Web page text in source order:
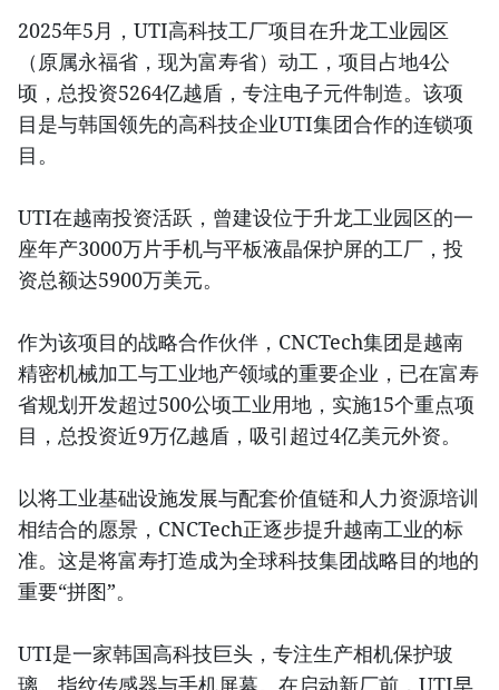
2025年5月，UTI高科技工厂项目在升龙工业园区
（原属永福省，现为富寿省）动工，项目占地4公
顷，总投资5264亿越盾，专注电子元件制造。该项
目是与韩国领先的高科技企业UTI集团合作的连锁项
目。
UTI在越南投资活跃，曾建设位于升龙工业园区的一
座年产3000万片手机与平板液晶保护屏的工厂，投
资总额达5900万美元。
作为该项目的战略合作伙伴，CNCTech集团是越南
精密机械加工与工业地产领域的重要企业，已在富寿
省规划开发超过500公顷工业用地，实施15个重点项
目，总投资近9万亿越盾，吸引超过4亿美元外资。
以将工业基础设施发展与配套价值链和人力资源培训
相结合的愿景，CNCTech正逐步提升越南工业的标
准。这是将富寿打造成为全球科技集团战略目的地的
重要“拼图”。
UTI是一家韩国高科技巨头，专注生产相机保护玻
璃、指纹传感器与手机屏幕。在启动新厂前，UTI早